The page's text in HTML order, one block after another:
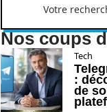
Nos coups
Tech
:
de